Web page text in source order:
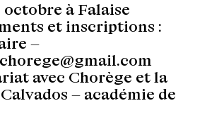
à Falaise
et inscriptions :
–
avec Chorège et la
– académie de